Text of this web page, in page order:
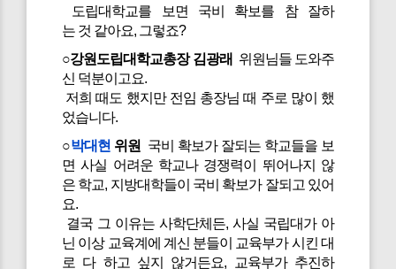
도립대학교를 보면 국비 확보를 참 잘하
는 것 같아요, 그렇죠?
○강원도립대학교총장 김광래 위원님들 도와주
신 덕분이고요.
저희 때도 했지만 전임 총장님 때 주로 많이 했
었습니다.
○박대현 위원
국비 확보가 잘되는 학교들을 보
면 사실 어려운 학교나 경쟁력이 뛰어나지 않
은 학교, 지방대학들이 국비 확보가 잘되고 있어
요.
결국 그 이유는 사학단체든, 사실 국립대가 아
닌 이상 교육계에 계신 분들이 교육부가 시킨 대
로 다 하고 싶지 않거든요, 교육부가 추진하